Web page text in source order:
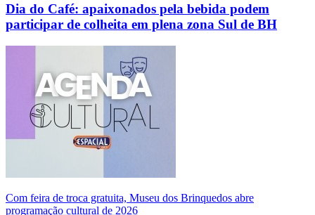
Dia do Café: apaixonados pela bebida podem
participar de colheita em plena zona Sul de BH
Com feira de troca gratuita, Museu dos Brinquedos abre
programação cultural de 2026